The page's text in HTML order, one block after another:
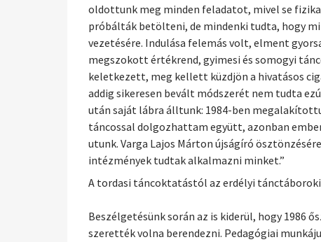
oldottunk meg minden feladatot, mivel se
próbálták betölteni, de mindenki tudta, hogy
vezetésére. Indulása felemás volt, elment
megszokott értékrend, gyimesi és somogyi
keletkezett, meg kellett küzdjön a hivatásos
addig sikeresen bevált módszerét nem tudta
után saját lábra álltunk: 1984-ben
táncossal dolgozhattam együtt, azonban
utunk. Varga Lajos Márton újságíró
intézmények tudtak alkalmazni minket.”
A tordasi táncoktatástól az erdélyi
Beszélgetésünk során az is kiderül, hogy 1986
szerették volna berendezni. Pedagógiai